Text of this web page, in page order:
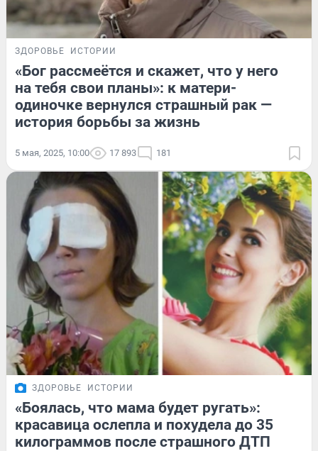
ЗДОРОВЬЕ ИСТОРИИ
«Бог рассмеётся и скажет, что у него
на тебя свои планы»: к матери-
одиночке вернулся страшный рак —
история борьбы за жизнь
5 мая, 2025, 10:00 17 893 181
ЗДОРОВЬЕ ИСТОРИИ
«Боялась, что мама будет ругать»:
красавица ослепла и похудела до 35
килограммов после страшного ДТП